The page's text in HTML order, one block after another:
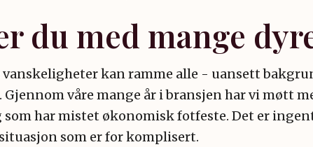
du med mange
kan ramme alle - uansett
våre mange år i bransjen har vi møtt
som har mistet økonomisk fotfeste. Det er
som er for komplisert.